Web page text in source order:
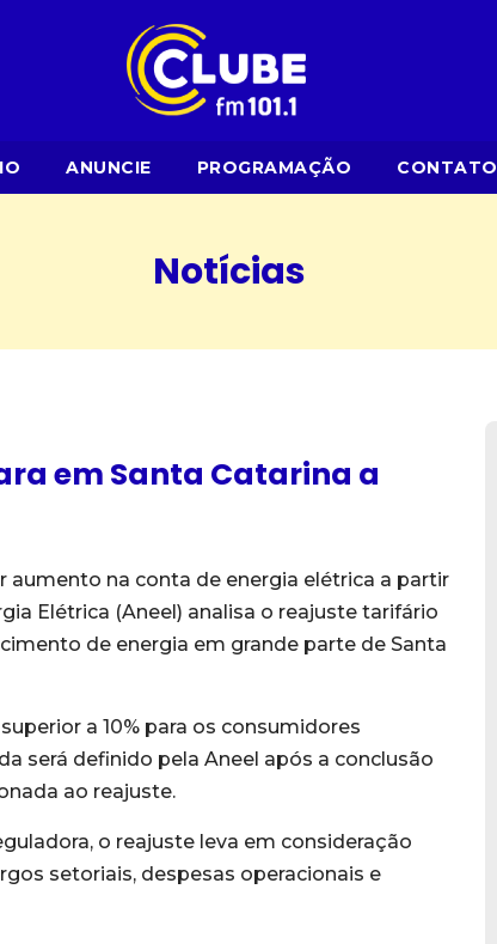
ANUNCIE PROGRAMAÇÃO CONTATO
Notícias
em Santa Catarina a
na conta de energia elétrica a partir
Elétrica (Aneel) analisa o reajuste tarifário
de energia em grande parte de Santa
a 10% para os consumidores
será definido pela Aneel após a conclusão
ao reajuste.
o reajuste leva em consideração
setoriais, despesas operacionais e